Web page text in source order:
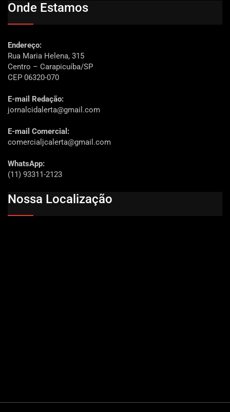
Onde Estamos
Endereço:
Rua Maria Helena, 315
Centro – Carapicuíba/SP
CEP 06320-070
E-mail Redação:
jornalcidalerta@gmail.com
E-mail Comercial:
comercialjcalerta@gmail.com
WhatsApp:
(11) 93311-2123
Nossa Localização